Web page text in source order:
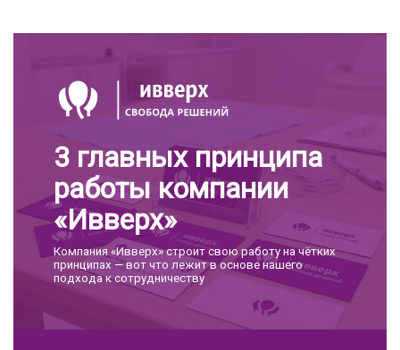
3 главных принципа
работы компании
«Ивверх»
Компания «Ивверх» строит свою работу на чётких
принципах — вот что лежит в основе нашего
подхода к сотрудничеству